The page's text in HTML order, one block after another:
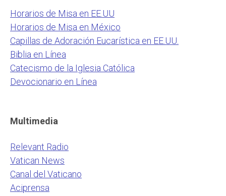
Horarios de Misa en EE.UU
Horarios de Misa en México
Capillas de Adoración Eucarística en EE.UU.
Biblia en Línea
Catecismo de la Iglesia Católica
Devocionario en Línea
Multimedia
Relevant Radio
Vatican News
Canal del Vaticano
Aciprensa